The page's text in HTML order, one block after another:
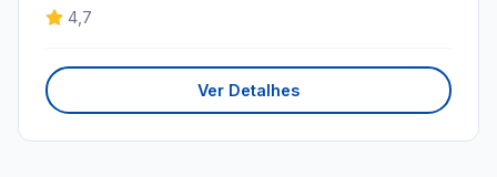
4,7
Ver Detalhes